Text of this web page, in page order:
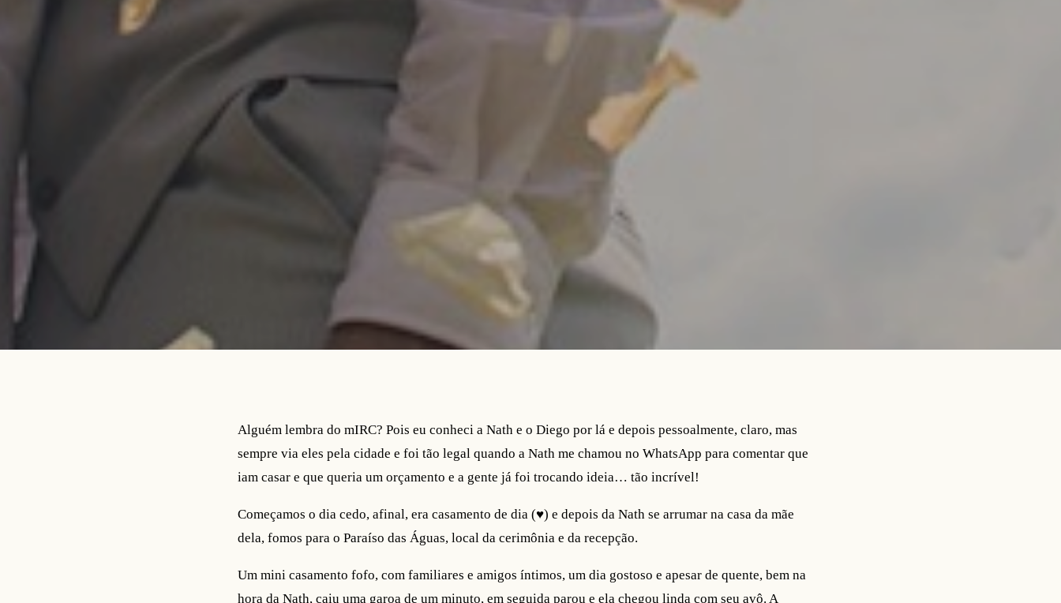
Alguém lembra do mIRC? Pois eu conheci a Nath e o Diego por lá e depois pessoalmente, claro, mas
sempre via eles pela cidade e foi tão legal quando a Nath me chamou no WhatsApp para comentar que
iam casar e que queria um orçamento e a gente já foi trocando ideia… tão incrível!
Começamos o dia cedo, afinal, era casamento de dia (♥) e depois da Nath se arrumar na casa da mãe
dela, fomos para o Paraíso das Águas, local da cerimônia e da recepção.
Um mini casamento fofo, com familiares e amigos íntimos, um dia gostoso e apesar de quente, bem na
hora da Nath, caiu uma garoa de um minuto, em seguida parou e ela chegou linda com seu avô. A